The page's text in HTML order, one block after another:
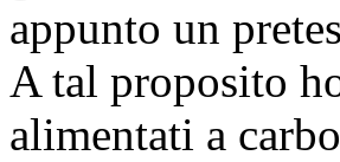
appunto un
A tal proposito
alimentati a